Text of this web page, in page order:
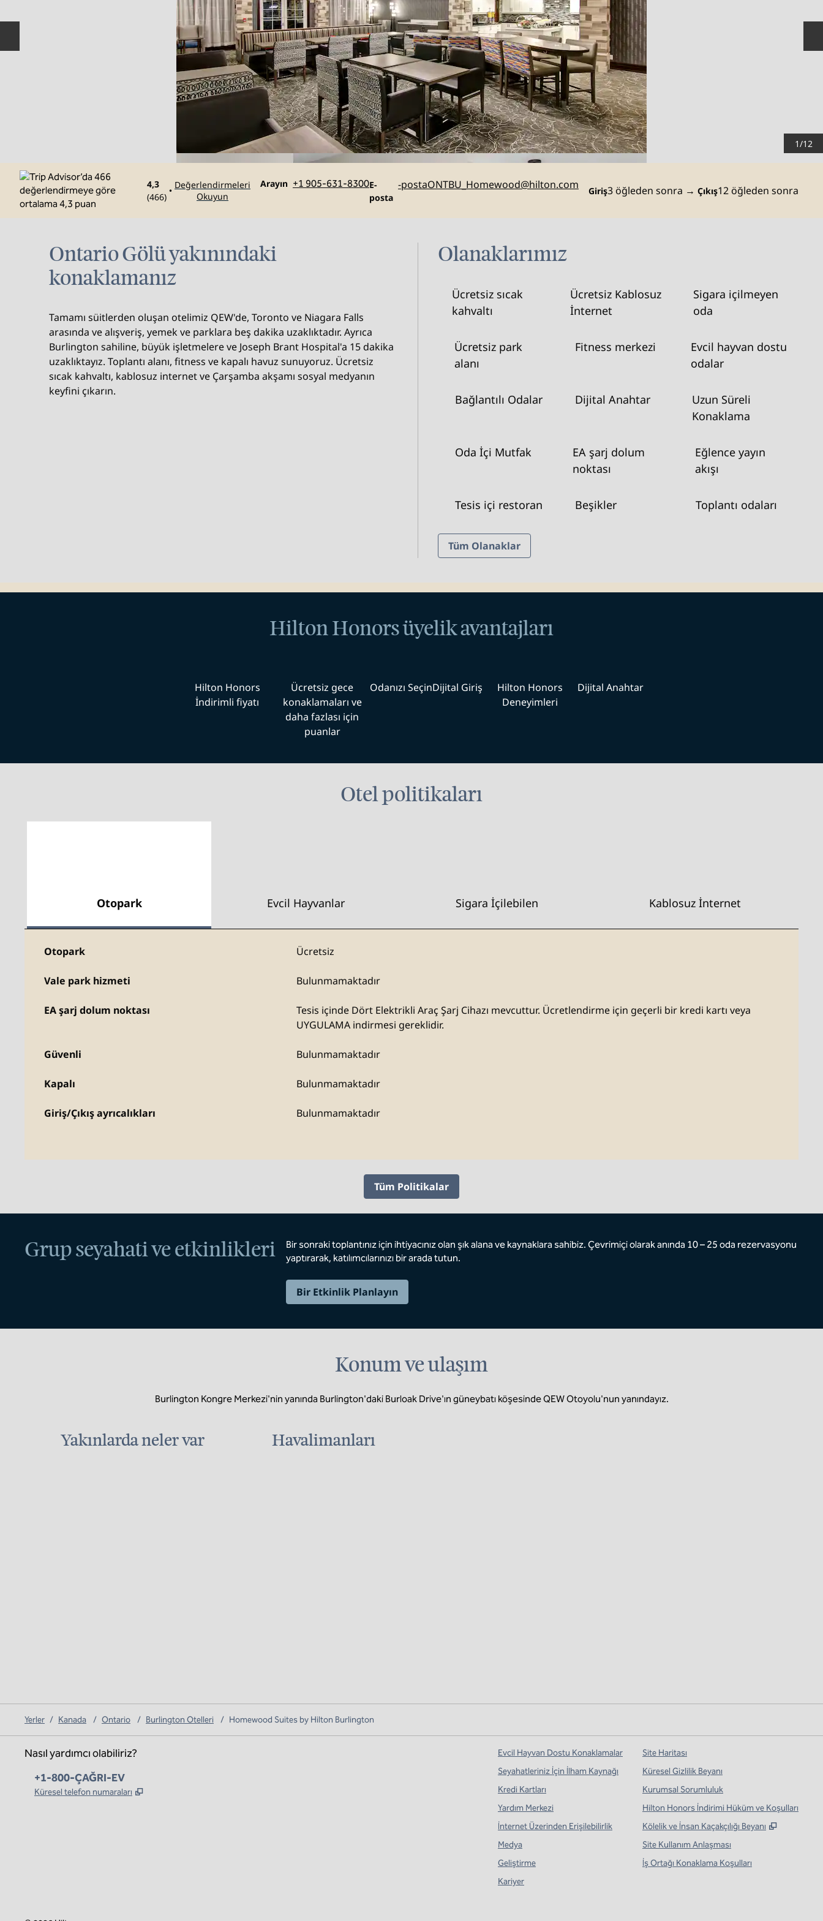
1/12
4,3
(466)
• Değerlendirmeleri
Okuyun
Arayın
Arayın +1 905-631-8300E-
posta
E -postaONTBU_Homewood@hilton.com Giriş3 öğleden sonra → Çıkış12 öğleden sonra
Ontario Gölü yakınındaki
konaklamanız
Tamamı süitlerden oluşan otelimiz QEW'de, Toronto ve Niagara Falls
arasında ve alışveriş, yemek ve parklara beş dakika uzaklıktadır. Ayrıca
Burlington sahiline, büyük işletmelere ve Joseph Brant Hospital'a 15 dakika
uzaklıktayız. Toplantı alanı, fitness ve kapalı havuz sunuyoruz. Ücretsiz
sıcak kahvaltı, kablosuz internet ve Çarşamba akşamı sosyal medyanın
keyfini çıkarın.
Olanaklarımız
Ücretsiz sıcak
kahvaltı
Ücretsiz Kablosuz
İnternet
Sigara içilmeyen
oda
Ücretsiz park
alanı
Fitness merkezi
Evcil hayvan dostu
odalar
Bağlantılı Odalar Dijital Anahtar
Uzun Süreli
Konaklama
Oda İçi Mutfak
EA şarj dolum
noktası
Eğlence yayın
akışı
Tesis içi restoran Beşikler Toplantı odaları
Tüm Olanaklar
Hilton Honors üyelik avantajları
Hilton Honors
İndirimli fiyatı
Ücretsiz gece
konaklamaları ve
daha fazlası için
puanlar
Odanızı SeçinDijital Giriş
Hilton Honors
Deneyimleri
Dijital Anahtar
Otel politikaları
Otopark Evcil Hayvanlar Sigara İçilebilen Kablosuz İnternet
Otopark Ücretsiz
Vale park hizmeti Bulunmamaktadır
EA şarj dolum noktası Tesis içinde Dört Elektrikli Araç Şarj Cihazı mevcuttur. Ücretlendirme için geçerli bir kredi kartı veya
UYGULAMA indirmesi gereklidir.
Güvenli Bulunmamaktadır
Kapalı Bulunmamaktadır
Giriş/Çıkış ayrıcalıkları Bulunmamaktadır
Tüm Politikalar
Grup seyahati ve etkinlikleri
Bir sonraki toplantınız için ihtiyacınız olan şık alana ve kaynaklara sahibiz. Çevrimiçi olarak anında 10 – 25 oda rezervasyonu
yaptırarak, katılımcılarınızı bir arada tutun.
Bir Etkinlik Planlayın
Konum ve ulaşım
Burlington Kongre Merkezi'nin yanında Burlington'daki Burloak Drive'ın güneybatı köşesinde QEW Otoyolu'nun yanındayız.
Yakınlarda neler var Havalimanları
Yerler / Kanada / Ontario / Burlington Otelleri / Homewood Suites by Hilton Burlington
Nasıl yardımcı olabiliriz?
Telefon:
+1-800-ÇAĞRI-EV
Küresel telefon numaraları ,
Evcil Hayvan Dostu Konaklamalar
Seyahatleriniz İçin İlham Kaynağı
Kredi Kartları
Yardım Merkezi
İnternet Üzerinden Erişilebilirlik
Medya
Geliştirme
Kariyer
Site Haritası
Küresel Gizlilik Beyanı
Kurumsal Sorumluluk
Hilton Honors İndirimi Hüküm ve Koşulları
Kölelik ve İnsan Kaçakçılığı Beyanı
,
Site Kullanım Anlaşması
İş Ortağı Konaklama Koşulları